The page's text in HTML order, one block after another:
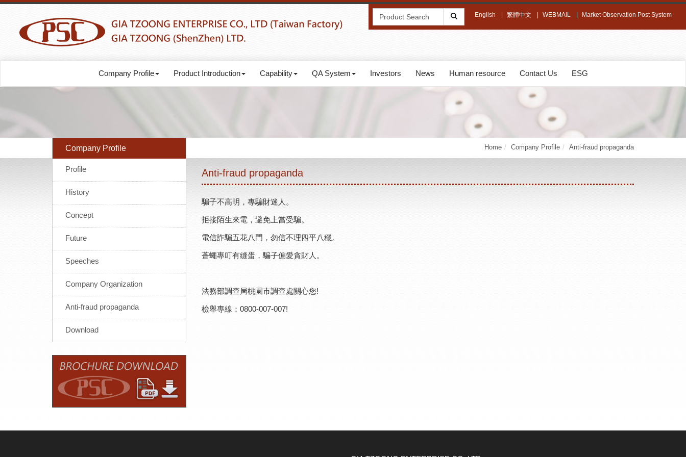
English 繁體中文 WEBMAIL Market Observation Post System
Company Profile Product Introduction Capability QA System Investors News Human resource Contact Us ESG
Company Profile
Profile
History
Concept
Future
Speeches
Company Organization
Anti-fraud propaganda
Download
Home Company Profile Anti-fraud propaganda
Anti-fraud propaganda
騙子不高明，專騙財迷人。
拒接陌生來電，避免上當受騙。
電信詐騙五花八門，勿信不理四平八穩。
蒼蠅專叮有縫蛋，騙子偏愛貪財人。
法務部調查局桃園市調查處關心您!
檢舉專線：0800-007-007!